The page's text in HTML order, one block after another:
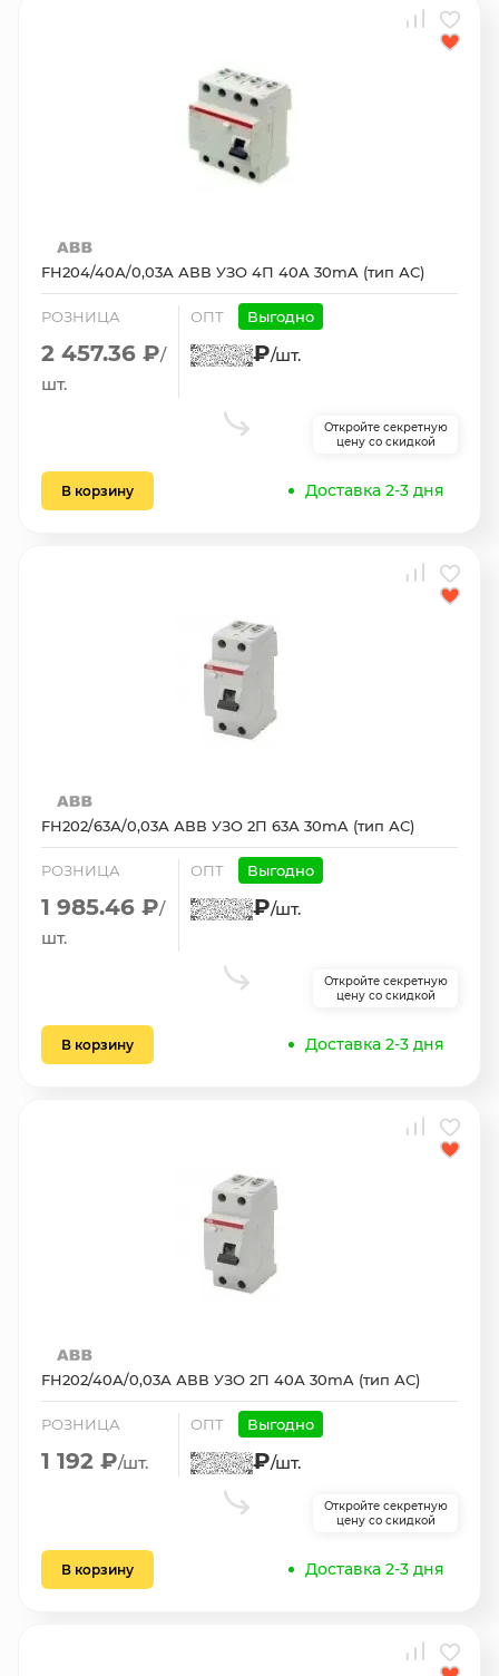
FH204/40А/0,03А АВВ УЗО 4П 40А 30mA (тип АС)
РОЗНИЦА
2 457.36 ₽/
шт.
ОПТ Выгодно
₽/шт.
Откройте секретную
цену со скидкой
В корзину Доставка 2-3 дня
FH202/63А/0,03А АВВ УЗО 2П 63А 30mA (тип АС)
РОЗНИЦА
1 985.46 ₽/
шт.
ОПТ Выгодно
₽/шт.
Откройте секретную
цену со скидкой
В корзину Доставка 2-3 дня
FH202/40А/0,03А АВВ УЗО 2П 40А 30mA (тип АС)
РОЗНИЦА
1 192 ₽/шт.
ОПТ Выгодно
₽/шт.
Откройте секретную
цену со скидкой
В корзину Доставка 2-3 дня